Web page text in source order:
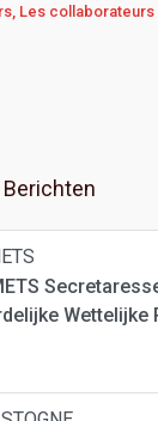
, Les
Wettelijke